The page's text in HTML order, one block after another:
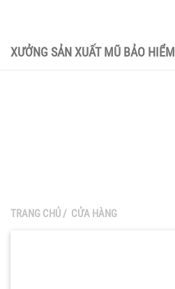
XƯỞNG SẢN XUẤT MŨ BẢO HIỂM
TRANG CHỦ/ CỬA HÀNG